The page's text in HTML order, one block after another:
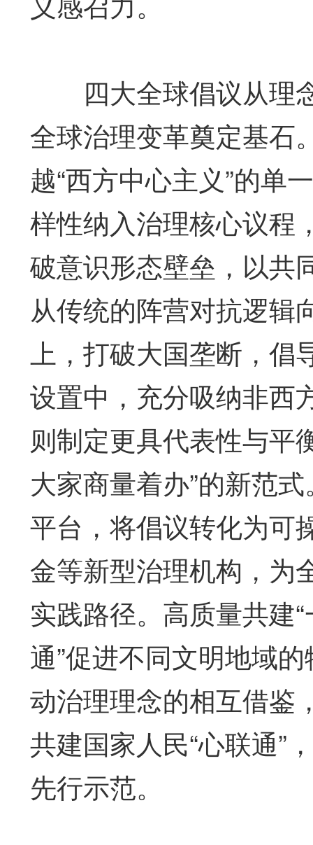
四大全球倡议从理
全球治理变革奠定基石
越“西方中心主义”的单
样性纳入治理核心议程
破意识形态壁垒，以共
从传统的阵营对抗逻辑
上，打破大国垄断，倡
设置中，充分吸纳非西
则制定更具代表性与平
大家商量着办”的新范
平台，将倡议转化为可
金等新型治理机构，为
实践路径。高质量共建
通”促进不同文明地域
动治理理念的相互借鉴
共建国家人民“心联通”
先行示范。